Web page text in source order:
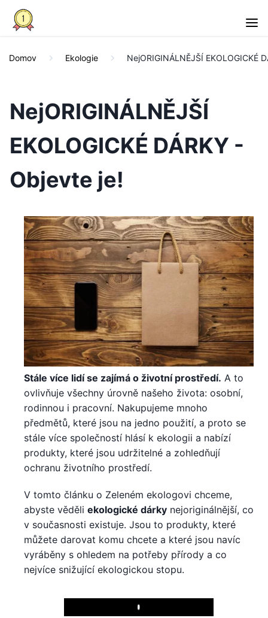
Domov Ekologie NejORIGINÁLNĚJŠÍ EKOLOGICKÉ
NejORIGINÁLNĚJŠÍ
EKOLOGICKÉ DÁRKY -
Objevte je!
Stále více lidí se zajímá o životní prostředí. A to
ovlivňuje všechny úrovně našeho života: osobní,
rodinnou i pracovní. Nakupujeme mnoho
předmětů, které jsou na jedno použití, a proto se
stále více společností hlásí k ekologii a nabízí
produkty, které jsou udržitelné a zohledňují
ochranu životního prostředí.
V tomto článku o Zeleném ekologovi chceme,
abyste věděli ekologické dárky nejoriginálnější, co
v současnosti existuje. Jsou to produkty, které
můžete darovat komu chcete a které jsou navíc
vyráběny s ohledem na potřeby přírody a co
nejvíce snižující ekologickou stopu.
Play